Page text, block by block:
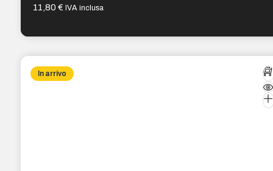
11,80€ IVA inclusa
In arrivo